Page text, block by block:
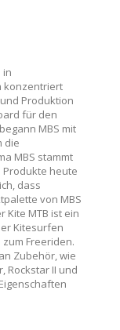
in
konzentriert
Produktion
für den
MBS mit
die
MBS stammt
heute
dass
von MBS
Kite MTB ist ein
Kitesurfen
Freeriden.
Zubehör, wie
Rockstar II und